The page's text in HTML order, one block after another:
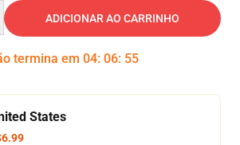
ADICIONAR AO CARRINHO
termina em 04: 06: 54
States